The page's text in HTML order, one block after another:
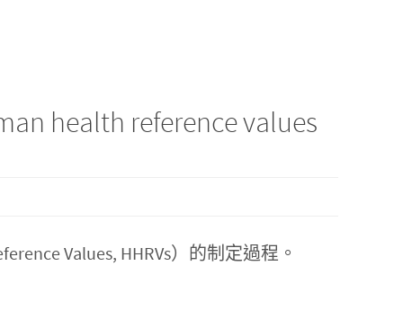
health reference values
Values, HHRVs）的制定過程。